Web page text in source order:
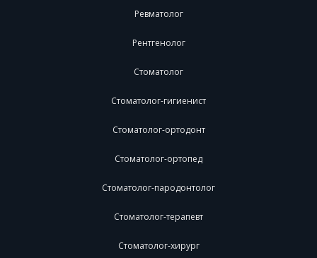
Ревматолог
Рентгенолог
Стоматолог
Стоматолог-гигиенист
Стоматолог-ортодонт
Стоматолог-ортопед
Стоматолог-пародонтолог
Стоматолог-терапевт
Стоматолог-хирург